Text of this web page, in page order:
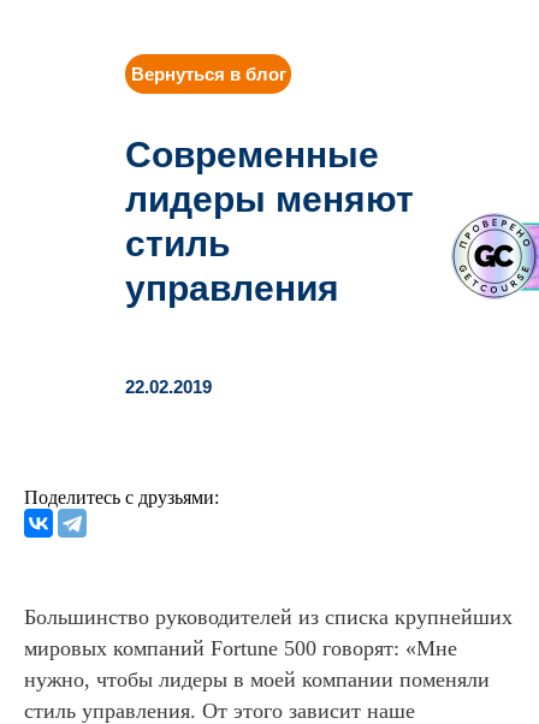
Современные
лидеры меняют
стиль
управления
22.02.2019
Вернуться в блог
Поделитесь с друзьями:
Большинство руководителей из списка крупнейших
мировых компаний Fortune 500 говорят: «Мне
нужно, чтобы лидеры в моей компании поменяли
стиль управления. От этого зависит наше